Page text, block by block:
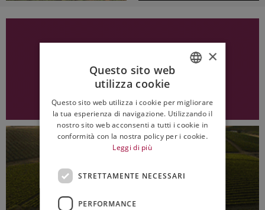
ENGLISH
×
Questo sito web
utilizza cookie
Questo sito web utilizza i cookie per migliorare
la tua esperienza di navigazione. Utilizzando il
nostro sito web acconsenti a tutti i cookie in
conformità con la nostra policy per i cookie.
Leggi di più
STRETTAMENTE NECESSARI
PERFORMANCE